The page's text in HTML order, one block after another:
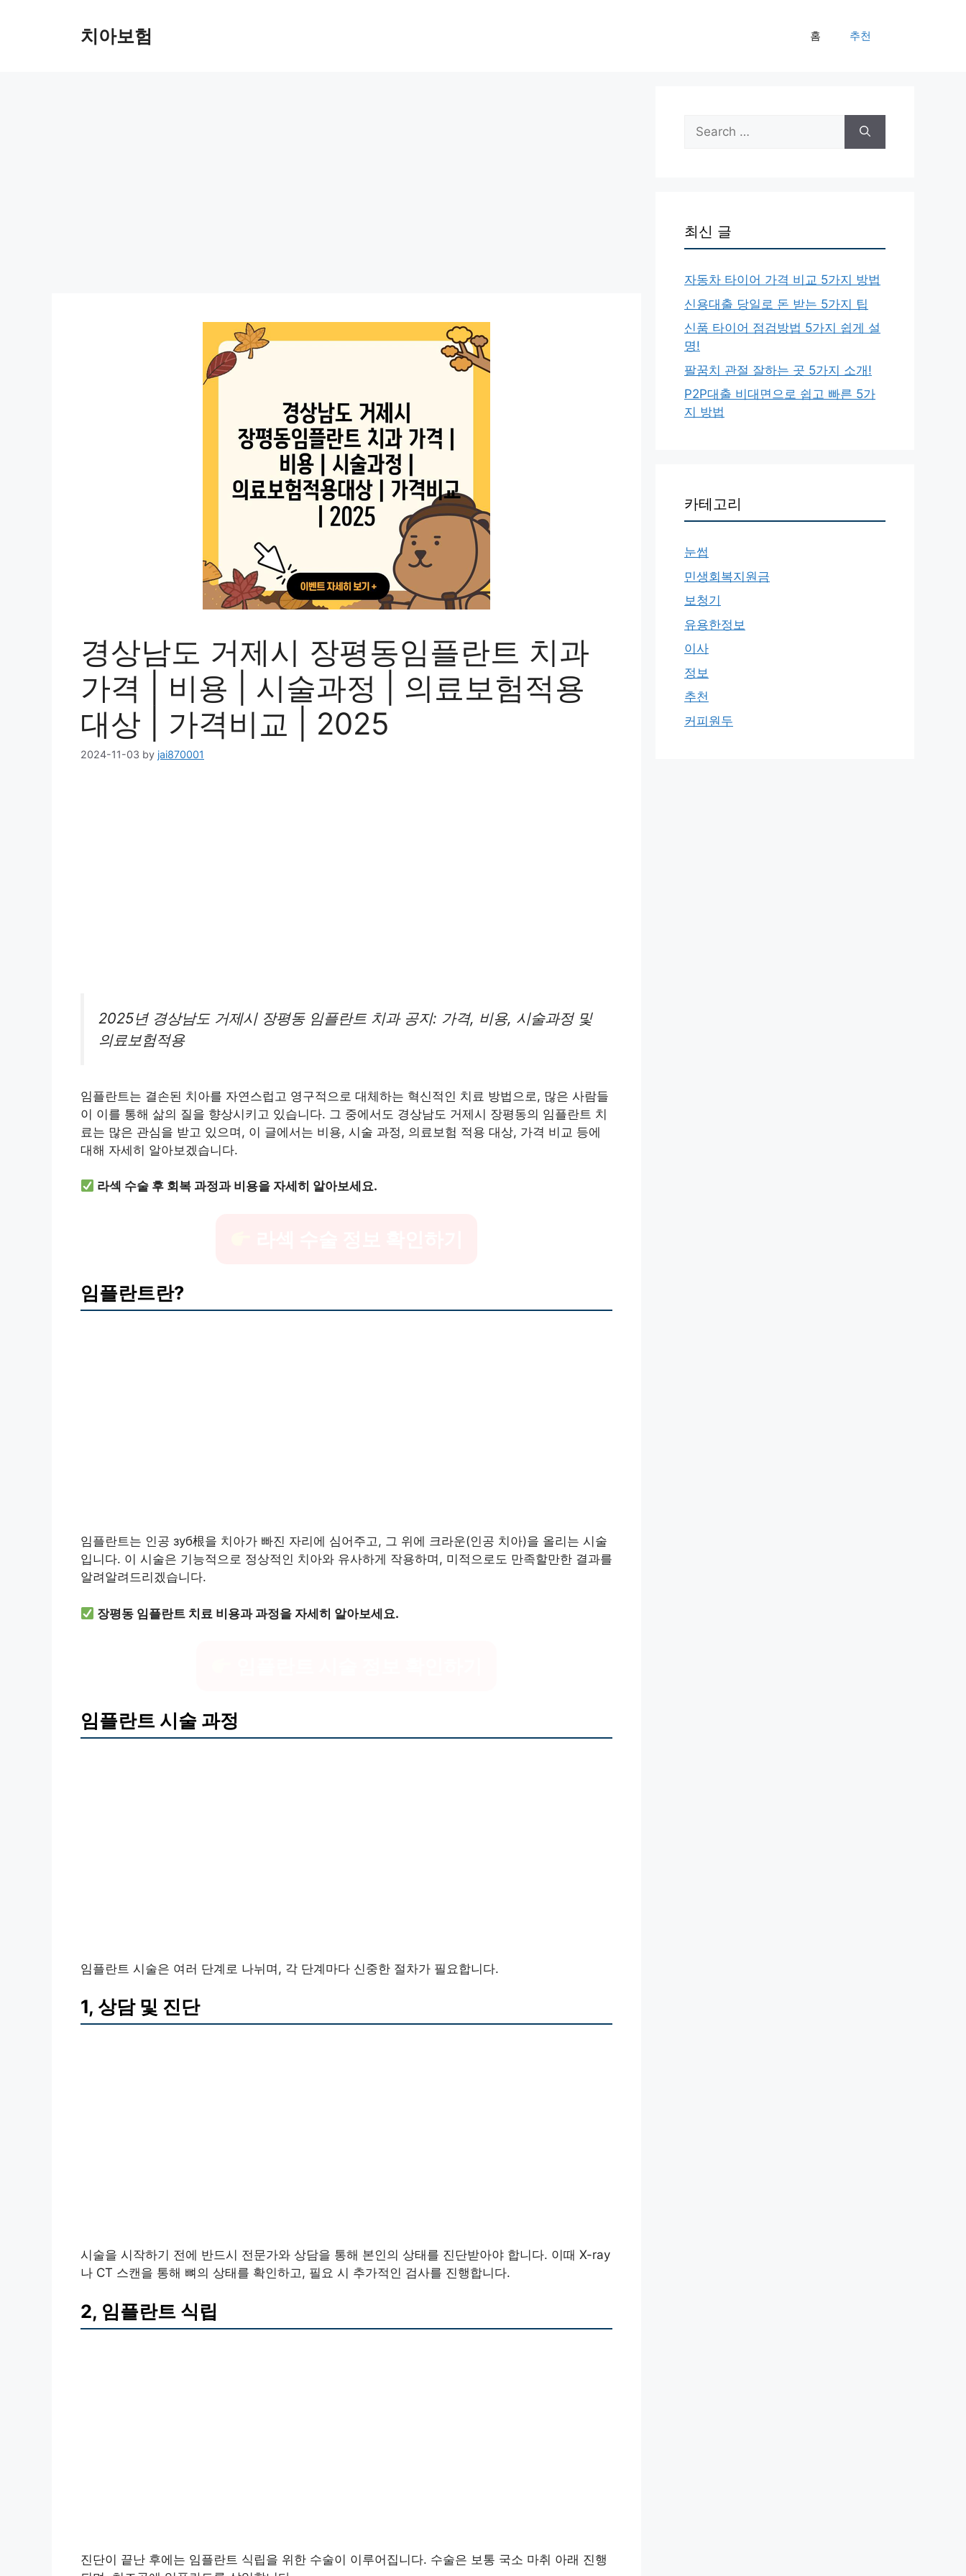
치아보험 홈 추천
경상남도 거제시 장평동임플란트 치과
가격 | 비용 | 시술과정 | 의료보험적용
대상 | 가격비교 | 2025
2024-11-03 by jai870001
2025년 경상남도 거제시 장평동 임플란트 치과 공지: 가격, 비용, 시술과정 및
의료보험적용
임플란트는 결손된 치아를 자연스럽고 영구적으로 대체하는 혁신적인 치료 방법으로, 많은 사람들
이 이를 통해 삶의 질을 향상시키고 있습니다. 그 중에서도 경상남도 거제시 장평동의 임플란트 치
료는 많은 관심을 받고 있으며, 이 글에서는 비용, 시술 과정, 의료보험 적용 대상, 가격 비교 등에
대해 자세히 알아보겠습니다.
라섹 수술 후 회복 과정과 비용을 자세히 알아보세요.
임플란트란?
임플란트는 인공 зуб根을 치아가 빠진 자리에 심어주고, 그 위에 크라운(인공 치아)을 올리는 시술
입니다. 이 시술은 기능적으로 정상적인 치아와 유사하게 작용하며, 미적으로도 만족할만한 결과를
알려알려드리겠습니다.
장평동 임플란트 치료 비용과 과정을 자세히 알아보세요.
임플란트 시술 과정
임플란트 시술은 여러 단계로 나뉘며, 각 단계마다 신중한 절차가 필요합니다.
1, 상담 및 진단
시술을 시작하기 전에 반드시 전문가와 상담을 통해 본인의 상태를 진단받아야 합니다. 이때 X-ray
나 CT 스캔을 통해 뼈의 상태를 확인하고, 필요 시 추가적인 검사를 진행합니다.
2, 임플란트 식립
진단이 끝난 후에는 임플란트 식립을 위한 수술이 이루어집니다. 수술은 보통 국소 마취 아래 진행
Search
for:
최신 글
자동차 타이어 가격 비교 5가지 방법
신용대출 당일로 돈 받는 5가지 팁
신품 타이어 점검방법 5가지 쉽게 설
명!
팔꿈치 관절 잘하는 곳 5가지 소개!
P2P대출 비대면으로 쉽고 빠른 5가
지 방법
카테고리
눈썹
민생회복지원금
보청기
유용한정보
이사
정보
추천
커피원두